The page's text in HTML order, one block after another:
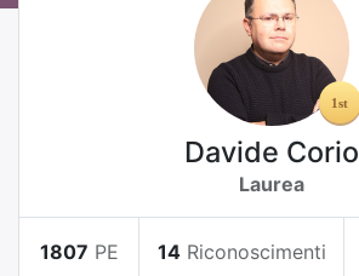
Davide Corio
Laurea
1807 PE 14 Riconoscimenti